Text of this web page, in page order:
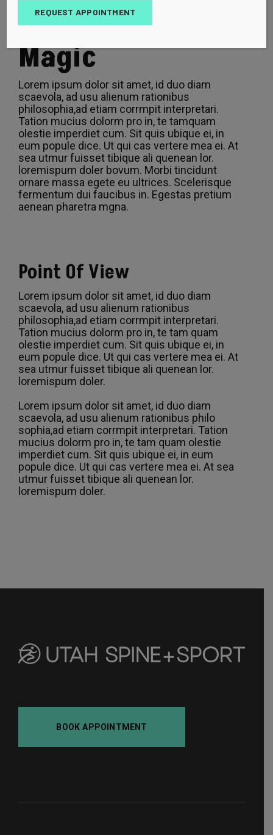
Discover the
Magic
Lorem ipsum dolor sit amet, id duo diam
scaevola, ad usu alienum rationibus
philosophia,ad etiam corrmpit interpretari.
Tation mucius dolorm pro in, te tamquam
olestie imperdiet cum. Sit quis ubique ei, in
eum popule dice. Ut qui cas vertere mea ei. At
sea utmur fuisset tibique ali quenean lor.
loremispum doler bovum. Morbi tincidunt
ornare massa egete eu ultrices. Scelerisque
fermentum dui faucibus in. Egestas pretium
aenean pharetra mgna.
Point Of View
Lorem ipsum dolor sit amet, id duo diam
scaevola, ad usu alienum rationibus
philosophia,ad etiam corrmpit interpretari.
Tation mucius dolorm pro in, te tam quam
olestie imperdiet cum. Sit quis ubique ei, in
eum popule dice. Ut qui cas vertere mea ei. At
sea utmur fuisset tibique ali quenean lor.
loremispum doler.
Lorem ipsum dolor sit amet, id duo diam
scaevola, ad usu alienum rationibus philo
sophia,ad etiam corrmpit interpretari. Tation
mucius dolorm pro in, te tam quam olestie
imperdiet cum. Sit quis ubique ei, in eum
popule dice. Ut qui cas vertere mea ei. At sea
utmur fuisset tibique ali quenean lor.
loremispum doler.
BOOK APPOINTMENT
REQUEST APPOINTMENT